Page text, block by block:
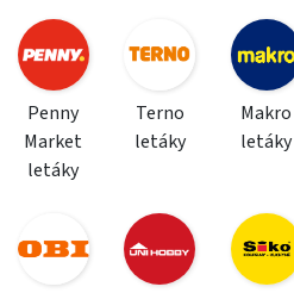
Penny
Market
letáky
Terno
letáky
Makro
letáky